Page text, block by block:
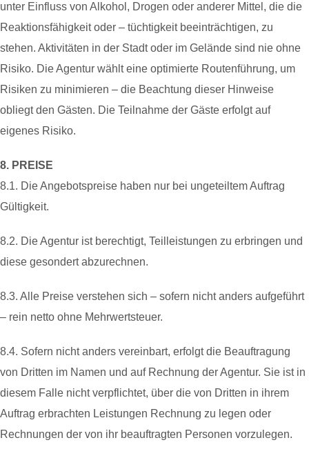
unter Einfluss von Alkohol, Drogen oder anderer Mittel, die die
Reaktionsfähigkeit oder – tüchtigkeit beeinträchtigen, zu
stehen. Aktivitäten in der Stadt oder im Gelände sind nie ohne
Risiko. Die Agentur wählt eine optimierte Routenführung, um
Risiken zu minimieren – die Beachtung dieser Hinweise
obliegt den Gästen. Die Teilnahme der Gäste erfolgt auf
eigenes Risiko.
8. PREISE
8.1. Die Angebotspreise haben nur bei ungeteiltem Auftrag
Gültigkeit.
8.2. Die Agentur ist berechtigt, Teilleistungen zu erbringen und
diese gesondert abzurechnen.
8.3. Alle Preise verstehen sich – sofern nicht anders aufgeführt
– rein netto ohne Mehrwertsteuer.
8.4. Sofern nicht anders vereinbart, erfolgt die Beauftragung
von Dritten im Namen und auf Rechnung der Agentur. Sie ist in
diesem Falle nicht verpflichtet, über die von Dritten in ihrem
Auftrag erbrachten Leistungen Rechnung zu legen oder
Rechnungen der von ihr beauftragten Personen vorzulegen.